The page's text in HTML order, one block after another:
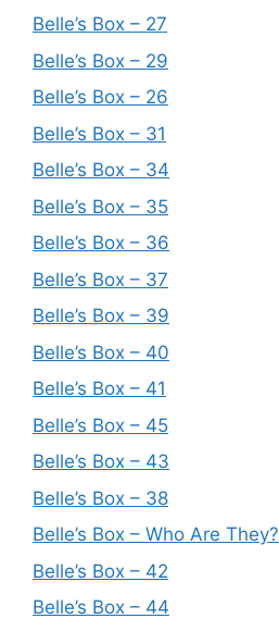
Belle’s Box – 27
Belle’s Box – 29
Belle’s Box – 26
Belle’s Box – 31
Belle’s Box – 34
Belle’s Box – 35
Belle’s Box – 36
Belle’s Box – 37
Belle’s Box – 39
Belle’s Box – 40
Belle’s Box – 41
Belle’s Box – 45
Belle’s Box – 43
Belle’s Box – 38
Belle’s Box – Who Are They?
Belle’s Box – 42
Belle’s Box – 44